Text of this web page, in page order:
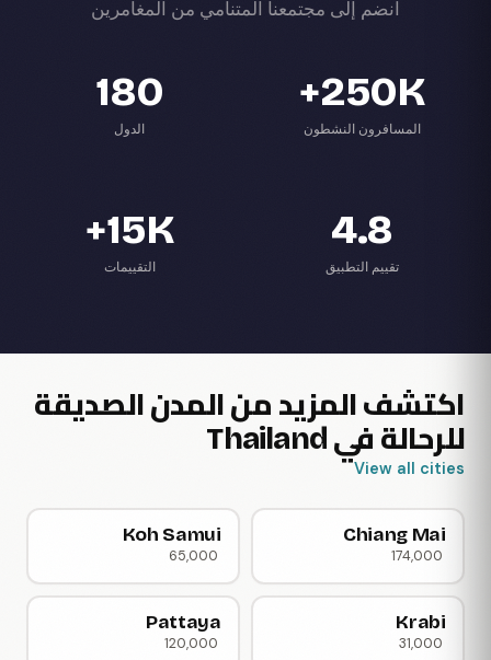
انضم إلى مجتمعنا المتنامي من المغامرين
250K+
المسافرون النشطون
180
الدول
4.8
تقييم التطبيق
15K+
التقييمات
اكتشف المزيد من المدن الصديقة
للرحالة في Thailand
View all cities
Chiang Mai
174,000
Koh Samui
65,000
Krabi
31,000
Pattaya
120,000